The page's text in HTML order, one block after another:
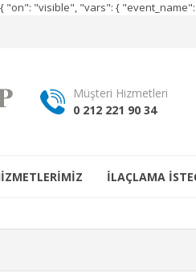
{ "on": "visible", "vars": {
Müşteri Hizmetleri
0 212 221 90 34
İLAÇLAMA